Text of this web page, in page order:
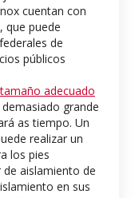
cuentan con
, que puede
de
públicos
tamaño adecuado
grande
as tiempo. Un
realizar un
los pies
aislamiento de
en sus